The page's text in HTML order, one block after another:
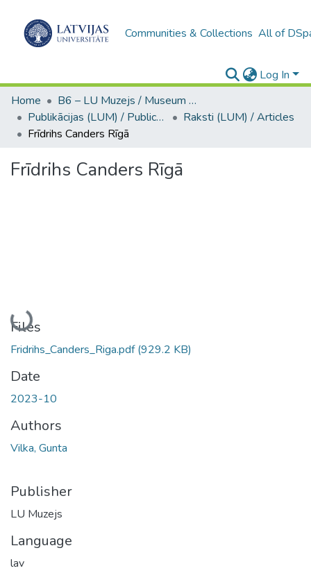
Communities & Collections All of
Log In
Home
B6 – LU Muzejs / Museum of the UL
Publikācijas (LUM) / Publications
Raksti (LUM) / Articles
Frīdrihs Canders Rīgā
Frīdrihs Canders Rīgā
Loading...
Files
Fridrihs_Canders_Riga.pdf(929.2 KB)
Date
2023-10
Authors
Vilka, Gunta
Publisher
LU Muzejs
Language
lav